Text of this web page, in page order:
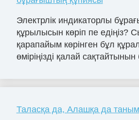
Электрлік индикаторлы
құрылысын көріп пе едіңіз?
қарапайым көрінген бұл құрал
өміріңізді қалай сақтайтынын
Таласқа да, Алашқа да